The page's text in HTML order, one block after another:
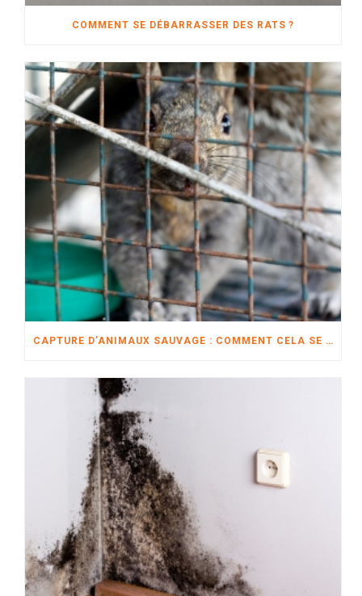
COMMENT SE DÉBARRASSER DES RATS ?
CAPTURE D’ANIMAUX SAUVAGE : COMMENT CELA SE DÉROULE?